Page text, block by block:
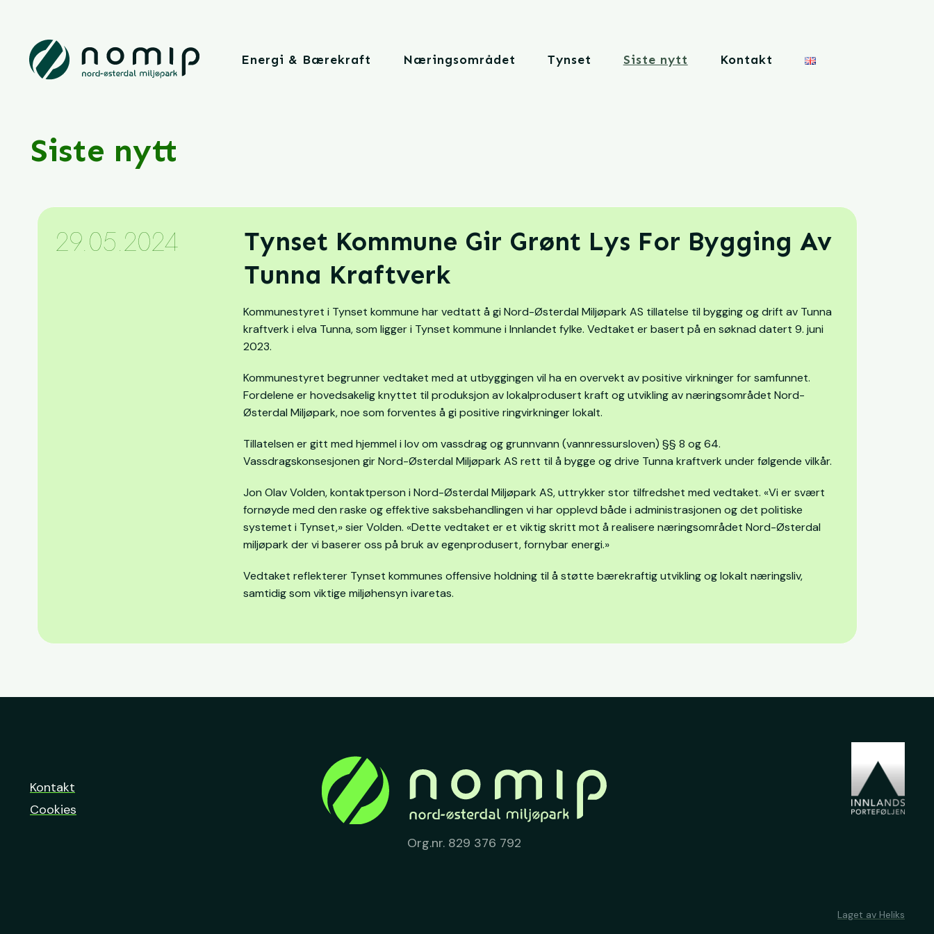
Energi & Bærekraft Næringsområdet Tynset Siste nytt Kontakt
Siste nytt
29.05.2024
Tynset Kommune Gir Grønt Lys For Bygging Av
Tunna Kraftverk
Kommunestyret i Tynset kommune har vedtatt å gi Nord-Østerdal Miljøpark AS tillatelse til bygging og drift av Tunna
kraftverk i elva Tunna, som ligger i Tynset kommune i Innlandet fylke. Vedtaket er basert på en søknad datert 9. juni
2023.
Kommunestyret begrunner vedtaket med at utbyggingen vil ha en overvekt av positive virkninger for samfunnet.
Fordelene er hovedsakelig knyttet til produksjon av lokalprodusert kraft og utvikling av næringsområdet Nord-
Østerdal Miljøpark, noe som forventes å gi positive ringvirkninger lokalt.
Tillatelsen er gitt med hjemmel i lov om vassdrag og grunnvann (vannressursloven) §§ 8 og 64.
Vassdragskonsesjonen gir Nord-Østerdal Miljøpark AS rett til å bygge og drive Tunna kraftverk under følgende vilkår.
Jon Olav Volden, kontaktperson i Nord-Østerdal Miljøpark AS, uttrykker stor tilfredshet med vedtaket. «Vi er svært
fornøyde med den raske og effektive saksbehandlingen vi har opplevd både i administrasjonen og det politiske
systemet i Tynset,» sier Volden. «Dette vedtaket er et viktig skritt mot å realisere næringsområdet Nord-Østerdal
miljøpark der vi baserer oss på bruk av egenprodusert, fornybar energi.»
Vedtaket reflekterer Tynset kommunes offensive holdning til å støtte bærekraftig utvikling og lokalt næringsliv,
samtidig som viktige miljøhensyn ivaretas.
Kontakt
Cookies
Org.nr. 829 376 792
Laget av Heliks